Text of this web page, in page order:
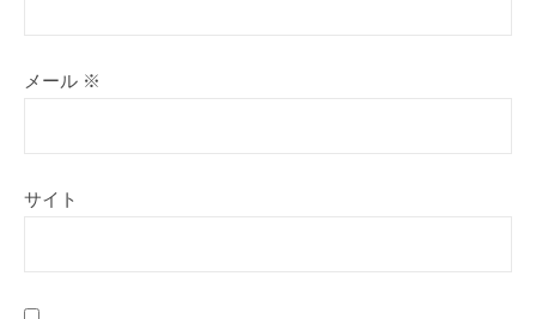
メール ※
サイト